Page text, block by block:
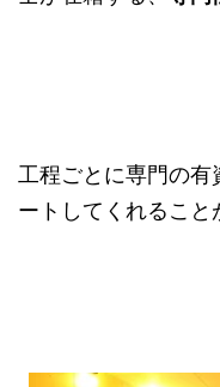
工程ごとに専門の有
ートしてくれること